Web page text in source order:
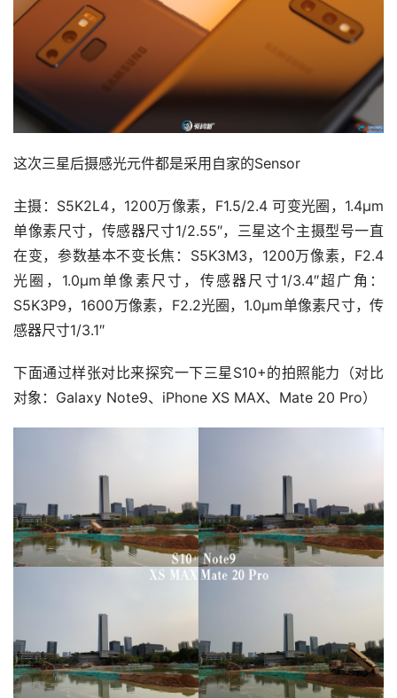
这次三星后摄感光元件都是采用自家的Sensor
主摄：S5K2L4，1200万像素，F1.5/2.4 可变光圈，1.4μm
单像素尺寸，传感器尺寸1/2.55″，三星这个主摄型号一直
在变，参数基本不变长焦：S5K3M3，1200万像素，F2.4
光圈，1.0μm单像素尺寸，传感器尺寸1/3.4″超广角：
S5K3P9，1600万像素，F2.2光圈，1.0μm单像素尺寸，传
感器尺寸1/3.1″
下面通过样张对比来探究一下三星S10+的拍照能力（对比
对象：Galaxy Note9、iPhone XS MAX、Mate 20 Pro）